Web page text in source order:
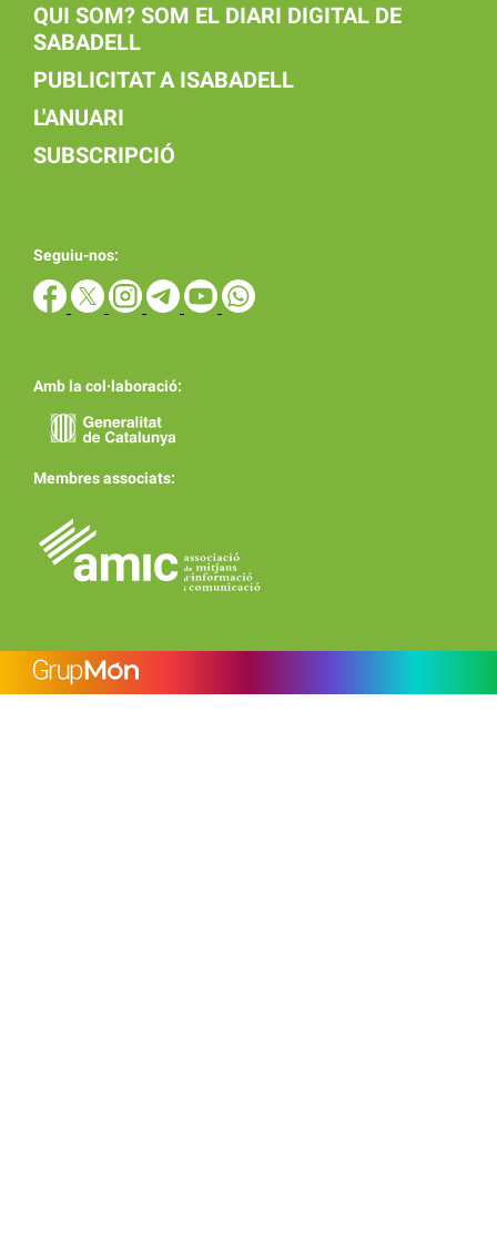
QUI SOM? SOM EL DIARI DIGITAL DE
SABADELL
PUBLICITAT A ISABADELL
L'ANUARI
SUBSCRIPCIÓ
Seguiu-nos:
Amb la col·laboració:
Membres associats: